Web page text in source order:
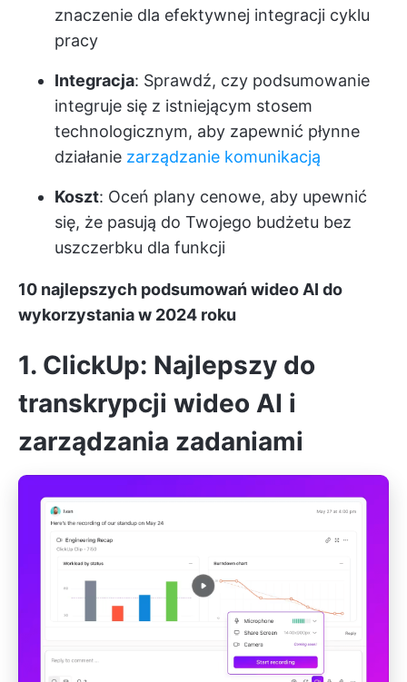
znaczenie dla efektywnej integracji cyklu
pracy
Integracja: Sprawdź, czy podsumowanie
integruje się z istniejącym stosem
technologicznym, aby zapewnić płynne
działanie zarządzanie komunikacją
Koszt: Oceń plany cenowe, aby upewnić
się, że pasują do Twojego budżetu bez
uszczerbku dla funkcji
10 najlepszych podsumowań wideo AI do
wykorzystania w 2024 roku
1. ClickUp: Najlepszy do
transkrypcji wideo AI i
zarządzania zadaniami